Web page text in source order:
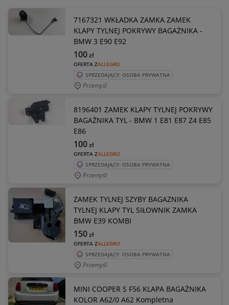
7167321 WKŁADKA ZAMKA ZAMEK
KLAPY TYLNEJ POKRYWY BAGAŻNIKA -
BMW 3 E90 E92
OFERTA ZALLEGRO
100zł
SPRZEDAJĄCY: OSOBA PRYWATNA
Przemyśl
8196401 ZAMEK KLAPY TYLNEJ POKRYWY
BAGAŻNIKA TYL - BMW 1 E81 E87 Z4 E85
E86
OFERTA ZALLEGRO
100zł
SPRZEDAJĄCY: OSOBA PRYWATNA
Przemyśl
ZAMEK TYLNEJ SZYBY BAGAZNIKA
TYLNEJ KLAPY TYL SIŁOWNIK ZAMKA
BMW E39 KOMBI
OFERTA ZALLEGRO
150zł
SPRZEDAJĄCY: OSOBA PRYWATNA
Przemyśl
MINI COOPER S F56 KLAPA BAGAŻNIKA
KOLOR A62/0 A62 Kompletna